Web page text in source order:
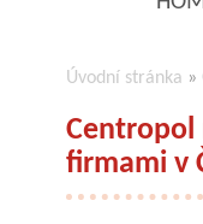
Úvodní stránka »
Centropol
firmami v